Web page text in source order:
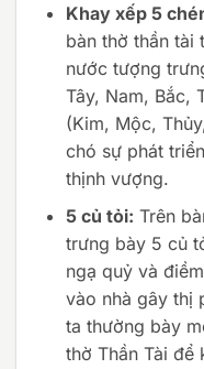
Khay xếp 5
bàn thờ thần tài
nước tượng
Tây, Nam, Bắc,
(Kim, Mộc,
chó sự phát
thịnh vượng.
5 củ tỏi: Trên
trưng bày 5 củ
ngạ quỷ và
vào nhà gây thị
ta thường bày
thờ Thần Tài để